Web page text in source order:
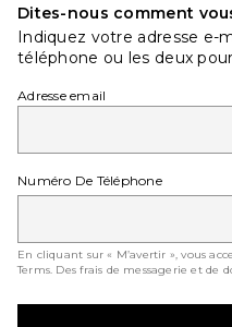
Dites-nous comment
Indiquez votre adresse e-
téléphone ou les deux
Adresse email
Numéro De Téléphone
En cliquant sur « M’avertir », vous
Terms. Des frais de messagerie et de